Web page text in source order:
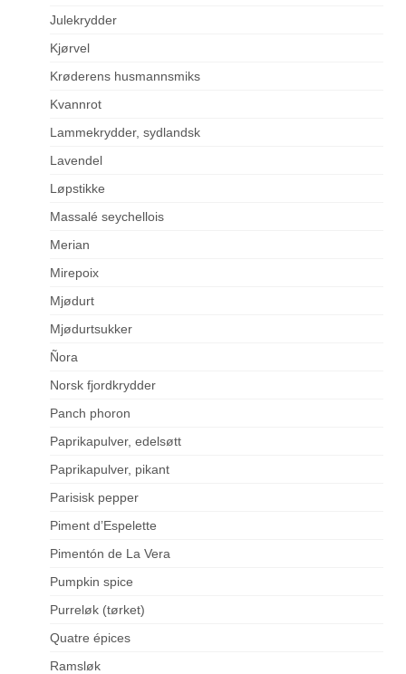
Julekrydder
Kjørvel
Krøderens husmannsmiks
Kvannrot
Lammekrydder, sydlandsk
Lavendel
Løpstikke
Massalé seychellois
Merian
Mirepoix
Mjødurt
Mjødurtsukker
Ñora
Norsk fjordkrydder
Panch phoron
Paprikapulver, edelsøtt
Paprikapulver, pikant
Parisisk pepper
Piment d’Espelette
Pimentón de La Vera
Pumpkin spice
Purreløk (tørket)
Quatre épices
Ramsløk